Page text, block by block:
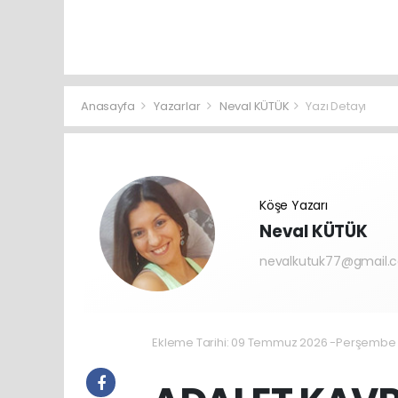
Anasayfa Yazarlar Neval KÜTÜK Yazı Detayı
Köşe Yazarı
Neval KÜTÜK
Ekleme Tarihi: 09 Temmuz 2026 -Perşembe